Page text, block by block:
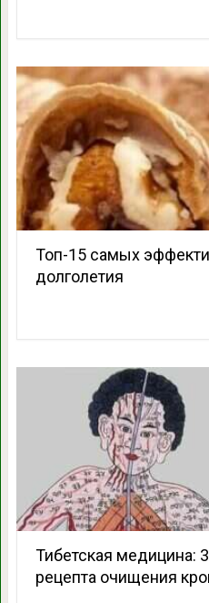
Топ-15 самых
долголетия
Тибетская медицина:
рецепта очищения